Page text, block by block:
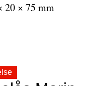
20 × 75 mm